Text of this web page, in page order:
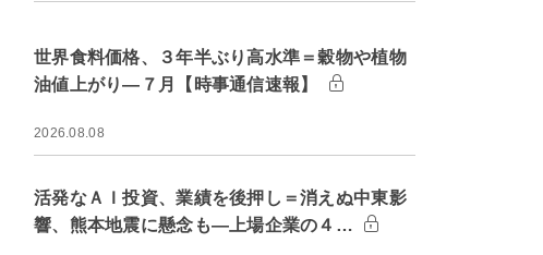
世界食料価格、３年半ぶり高水準＝穀物や植物
油値上がり―７月【時事通信速報】
2026.08.08
活発なＡＩ投資、業績を後押し＝消えぬ中東影
響、熊本地震に懸念も―上場企業の４…